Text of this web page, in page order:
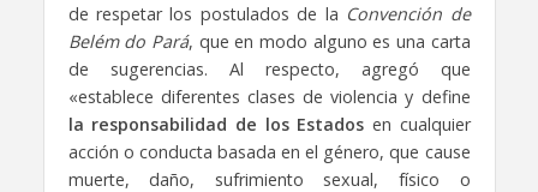
de respetar los postulados de la Convención de
Belém do Pará, que en modo alguno es una carta
de sugerencias. Al respecto, agregó que
«establece diferentes clases de violencia y define
la responsabilidad de los Estados en cualquier
acción o conducta basada en el género, que cause
muerte, daño, sufrimiento sexual, físico o